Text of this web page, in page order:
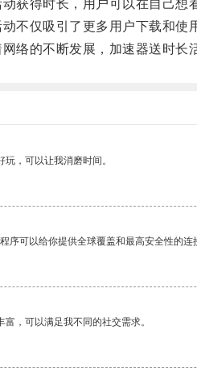
得时长，用户可以在自己想
仅吸引了更多用户下载和使
的不断发展，加速器送时长
，可以让我消磨时间。
序可以给你提供全球覆盖和最高安全性的连
，可以满足我不同的社交需求。